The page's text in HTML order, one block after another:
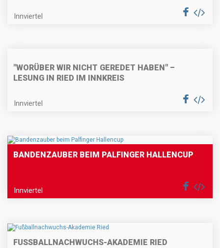
Innviertel
"WORÜBER WIR NICHT GEREDET HABEN" –
LESUNG IN RIED IM INNKREIS
Innviertel
BANDENZAUBER BEIM PALFINGER HALLENCUP
Innviertel
FUSSBALLNACHWUCHS-AKADEMIE RIED